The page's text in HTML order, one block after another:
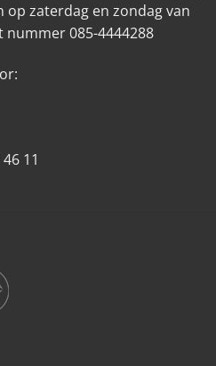
op zaterdag en zondag van
085-4444288
11